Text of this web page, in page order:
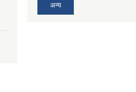
अन्य